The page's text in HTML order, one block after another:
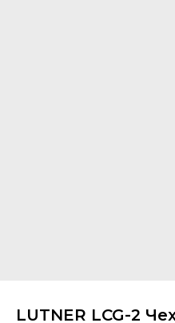
LUTNER LCG-2